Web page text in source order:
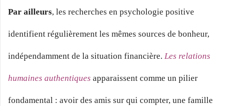
Par ailleurs, les recherches en psychologie positive
identifient régulièrement les mêmes sources de bonheur,
indépendamment de la situation financière. Les relations
humaines authentiques apparaissent comme un pilier
fondamental : avoir des amis sur qui compter, une famille